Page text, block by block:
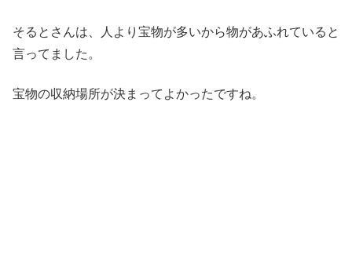
そるとさんは、人より宝物が多いから物があふれていると
言ってました。
宝物の収納場所が決まってよかったですね。